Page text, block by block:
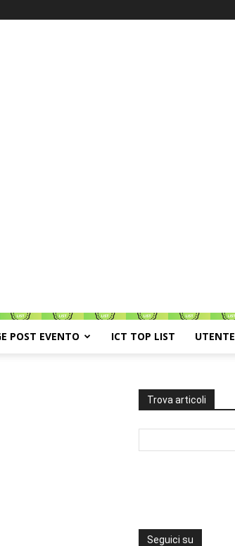
POST EVENTO ICT TOP LIST UTENTE
Trova articoli
Seguici su